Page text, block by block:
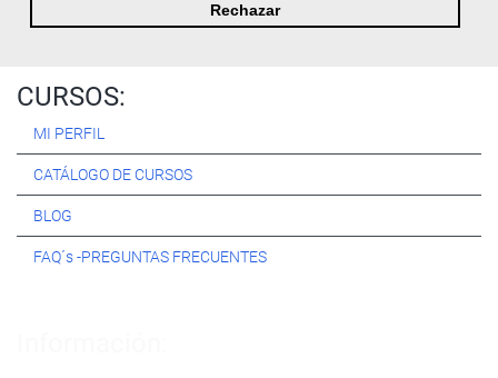
Rechazar
CURSOS:
MI PERFIL
CATÁLOGO DE CURSOS
BLOG
FAQ´s -PREGUNTAS FRECUENTES